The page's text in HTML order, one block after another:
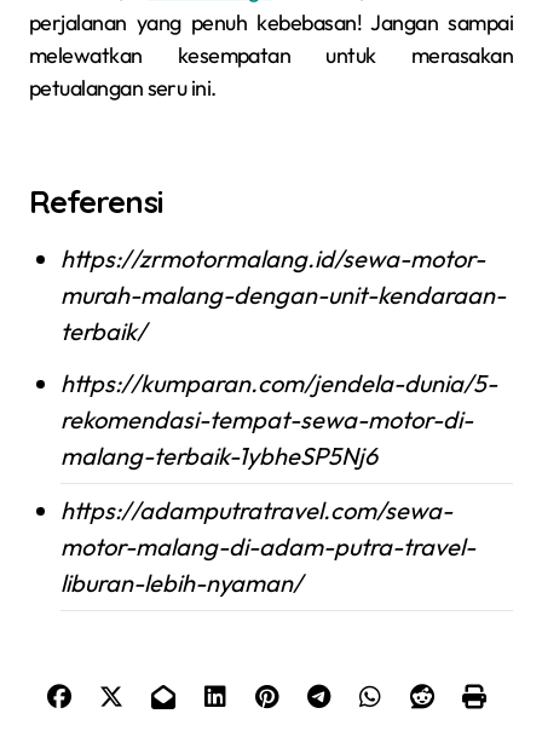
perjalanan yang penuh kebebasan! Jangan sampai
melewatkan kesempatan untuk merasakan
petualangan seru ini.
Referensi
https://zrmotormalang.id/sewa-motor-
murah-malang-dengan-unit-kendaraan-
terbaik/
https://kumparan.com/jendela-dunia/5-
rekomendasi-tempat-sewa-motor-di-
malang-terbaik-1ybheSP5Nj6
https://adamputratravel.com/sewa-
motor-malang-di-adam-putra-travel-
liburan-lebih-nyaman/